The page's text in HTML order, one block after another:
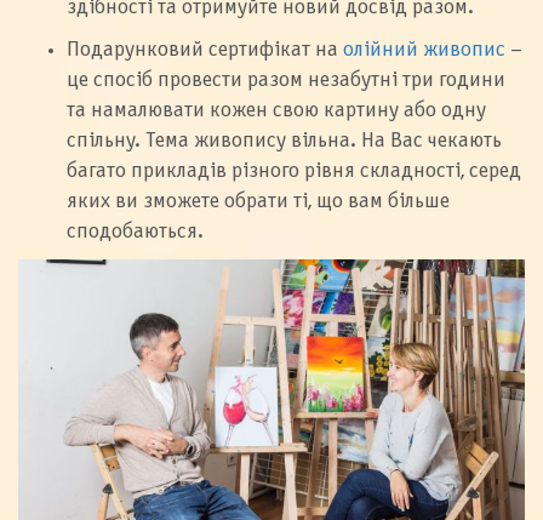
здібності та отримуйте новий досвід разом.
Подарунковий сертифікат на олійний живопис –
це спосіб провести разом незабутні три години
та намалювати кожен свою картину або одну
спільну. Тема живопису вільна. На Вас чекають
багато прикладів різного рівня складності, серед
яких ви зможете обрати ті, що вам більше
сподобаються.